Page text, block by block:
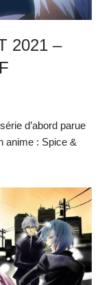
2021 –
d’abord parue
anime : Spice &